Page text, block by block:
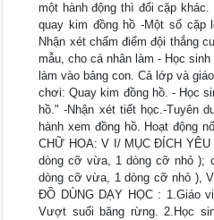
một hành động thì đổi cặp
quay kim đồng hồ -Một số cặp
Nhận xét chấm điểm đội thắng
mẫu, cho cá nhân làm - Học
làm vào bảng con. Cả lớp và
chơi: Quay kim đồng hồ. - Học
hồ." -Nhận xét tiết học.-Tuyên
hành xem đồng hồ. Hoạt động
CHỮ HOA: V I/ MỤC ĐÍCH
dòng cỡ vừa, 1 dòng cỡ nhỏ );
dòng cỡ vừa, 1 dòng cỡ nhỏ ),
ĐỒ DÙNG DẠY HỌC : 1.Giáo
Vượt suối băng rừng. 2.Học